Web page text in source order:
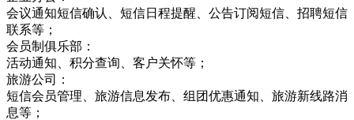
会议通知短信确认、短信日程提醒、公告订阅短信、招聘短信
联系等；
会员制俱乐部：
活动通知、积分查询、客户关怀等；
旅游公司：
短信会员管理、旅游信息发布、组团优惠通知、旅游新线路消
息等；